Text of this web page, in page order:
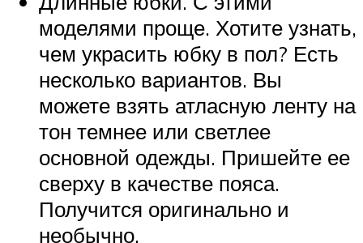
моделями проще. Хотите узнать,
чем украсить юбку в пол? Есть
несколько вариантов. Вы
можете взять атласную ленту на
тон темнее или светлее
основной одежды. Пришейте ее
сверху в качестве пояса.
Получится оригинально и
необычно.